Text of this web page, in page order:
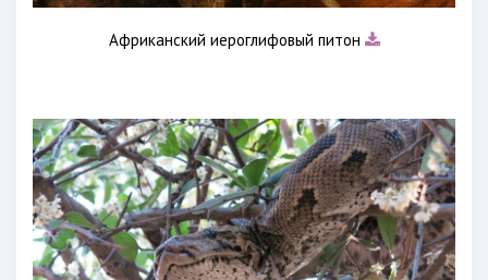
Африканский иероглифовый питон